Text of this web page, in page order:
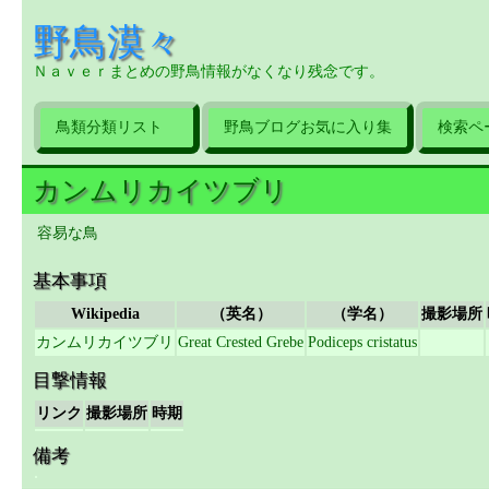
野鳥漠々
Ｎａｖｅｒまとめの野鳥情報がなくなり残念です。
鳥類分類リスト 野鳥ブログお気に入り集 検索ペ
カンムリカイツブリ
容易な鳥
基本事項
Wikipedia （英名） （学名） 撮影場所
カンムリカイツブリ Great Crested Grebe Podiceps cristatus
目撃情報
リンク 撮影場所 時期
備考